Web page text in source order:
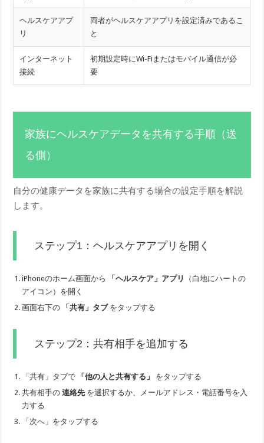
ヘルスケアアプ
リ
両者がヘルスケアアプリを設定済みであるこ
と
インターネット
接続
初期設定時にWi-Fiまたはモバイル通信が必
要
家族にヘルスケアデータを共有する手順（送
る側）
自分の健康データを家族に共有する場合の設定手順を解説
します。
ステップ1：ヘルスケアアプリを開く
iPhoneのホーム画面から 「ヘルスケア」アプリ
（白地にハートの
アイコン）を開く
画面右下の
「共有」タブをタップする
ステップ2：共有相手を追加する
「共有」タブで 「他の人と共有する」
をタップする
共有相手の連絡先 を選択するか、メールアドレス・電話番号を入
力する
「次へ」をタップする